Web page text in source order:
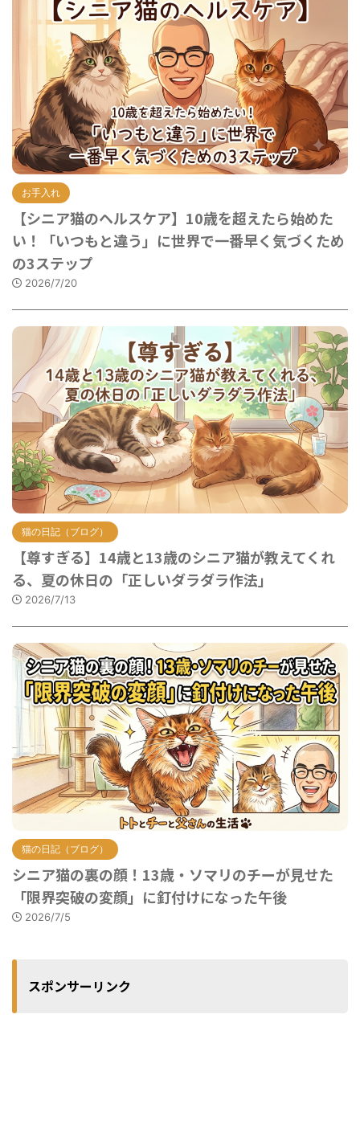
お手入れ
【シニア猫のヘルスケア】10歳を超えたら始めた
い！「いつもと違う」に世界で一番早く気づくため
の3ステップ
2026/7/20
猫の日記（ブログ）
【尊すぎる】14歳と13歳のシニア猫が教えてくれ
る、夏の休日の「正しいダラダラ作法」
2026/7/13
猫の日記（ブログ）
シニア猫の裏の顔！13歳・ソマリのチーが見せた
「限界突破の変顔」に釘付けになった午後
2026/7/5
スポンサーリンク